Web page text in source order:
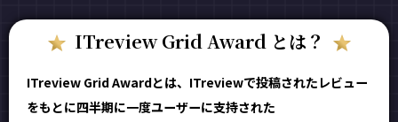
ITreview Grid Award とは？
ITreview Grid Awardとは、ITreviewで投稿されたレビュー
をもとに四半期に一度ユーザーに支持された